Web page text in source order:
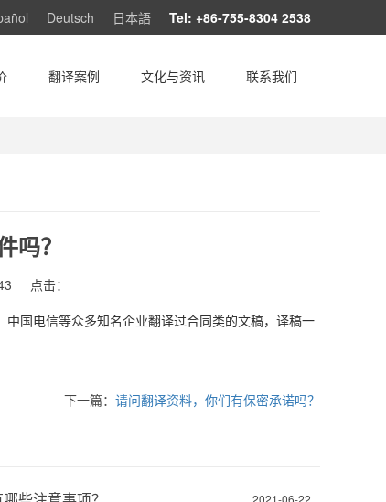
Deutsch 日本語 Tel: +86-755-8304 2538
翻译案例 文化与资讯 联系我们
吗？
点击：
国电信等众多知名企业翻译过合同类的文稿，译稿一
下一篇： 请问翻译资料，你们有保密承诺吗？
2021-06-22